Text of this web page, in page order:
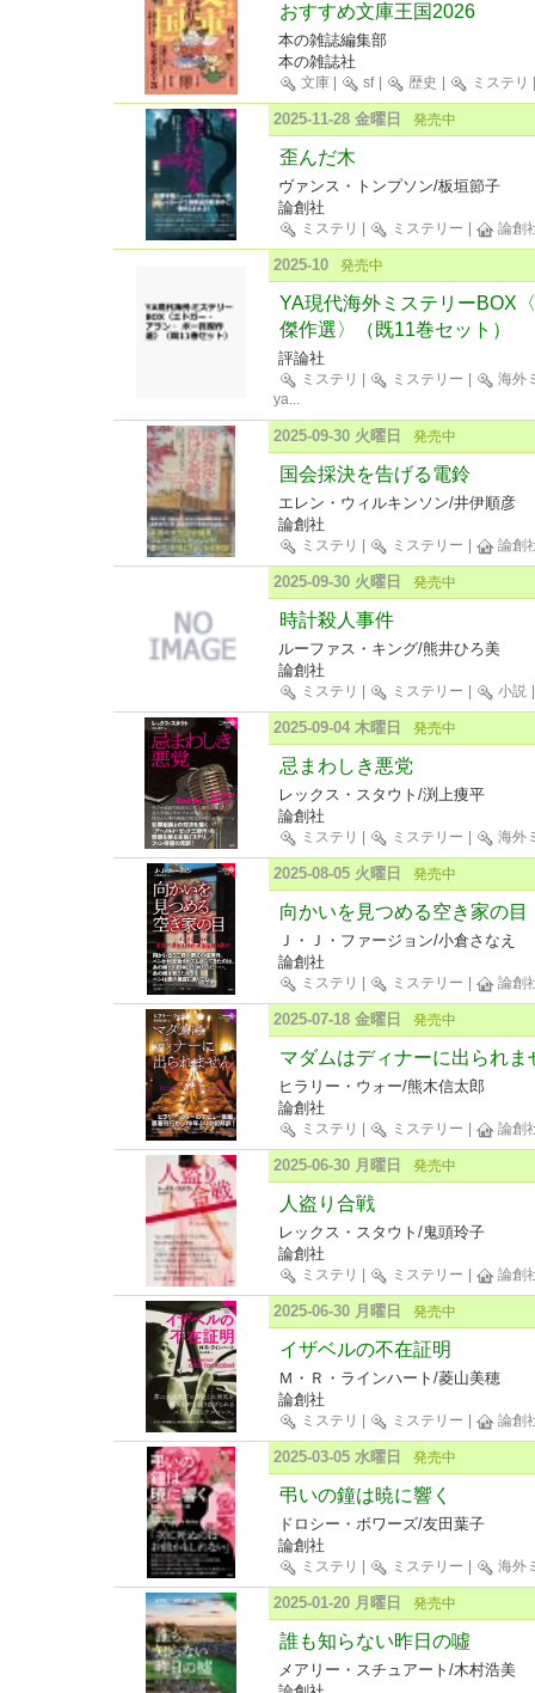
おすすめ文庫王国2026
本の雑誌編集部
本の雑誌社
文庫 sf 歴史 ミステリ
2025-11-28 金曜日 発売中
歪んだ木
ヴァンス・トンプソン/板垣節子
論創社
ミステリ ミステリー 論創
2025-10 発売中
YA現代海外ミステリーBOX
傑作選〉（既11巻セット）
評論社
ミステリ ミステリー
海外
ya...
2025-09-30 火曜日 発売中
国会採決を告げる電鈴
エレン・ウィルキンソン/井伊順彦
論創社
ミステリ ミステリー 論創
2025-09-30 火曜日 発売中
時計殺人事件
ルーファス・キング/熊井ひろ美
論創社
ミステリ ミステリー 小説
2025-09-04 木曜日 発売中
忌まわしき悪党
レックス・スタウト/渕上痩平
論創社
ミステリ ミステリー 海外
2025-08-05 火曜日 発売中
向かいを見つめる空き家の目
Ｊ・Ｊ・ファージョン/小倉さなえ
論創社
ミステリ ミステリー 論創
2025-07-18 金曜日 発売中
マダムはディナーに出られま
ヒラリー・ウォー/熊木信太郎
論創社
ミステリ ミステリー 論創
2025-06-30 月曜日 発売中
人盗り合戦
レックス・スタウト/鬼頭玲子
論創社
ミステリ ミステリー 論創
2025-06-30 月曜日 発売中
イザベルの不在証明
Ｍ・Ｒ・ラインハート/菱山美穂
論創社
ミステリ ミステリー 論創
2025-03-05 水曜日 発売中
弔いの鐘は暁に響く
ドロシー・ボワーズ/友田葉子
論創社
ミステリ ミステリー 海外
2025-01-20 月曜日 発売中
誰も知らない昨日の噓
メアリー・スチュアート/木村浩美